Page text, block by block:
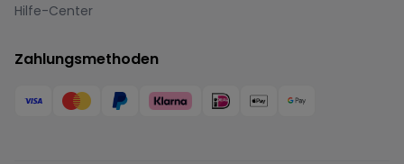
Hilfe-Center
Zahlungsmethoden